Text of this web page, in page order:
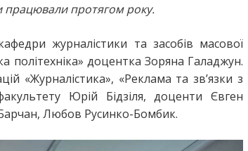
працювали протягом року.
журналістики та засобів масової
політехніка» доцентка Зоряна Галаджун.
«Журналістика», «Реклама та зв’язки з
Юрій Бідзіля, доценти Євген
Любов Русинко-Бомбик.